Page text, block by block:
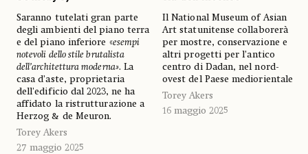
Saranno tutelati gran parte
degli ambienti del piano terra
e del piano inferiore «esempi
notevoli dello stile brutalista
dell’architettura moderna». La
casa d’aste, proprietaria
dell'edificio dal 2023, ne ha
affidato la ristrutturazione a
Herzog & de Meuron.
Torey Akers
27 maggio 2025
Il National Museum of Asian
Art statunitense collaborerà
per mostre, conservazione e
altri progetti per l’antico
centro di Dadan, nel nord-
ovest del Paese mediorientale
Torey Akers
16 maggio 2025